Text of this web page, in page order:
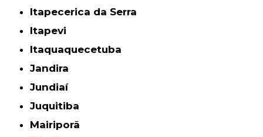
Itapecerica da Serra
Itapevi
Itaquaquecetuba
Jandira
Jundiaí
Juquitiba
Mairiporã